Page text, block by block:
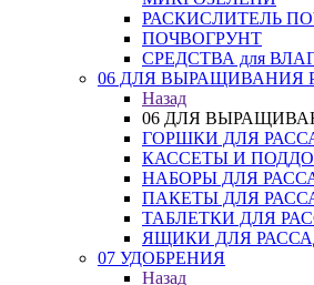
РАСКИСЛИТЕЛЬ
ПОЧВОГРУНТ
СРЕДСТВА для
06 ДЛЯ ВЫРАЩИВАНИЯ
Назад
06 ДЛЯ
ГОРШКИ ДЛЯ
КАССЕТЫ И
НАБОРЫ ДЛЯ
ПАКЕТЫ ДЛЯ
ТАБЛЕТКИ ДЛЯ
ЯЩИКИ ДЛЯ
07 УДОБРЕНИЯ
Назад